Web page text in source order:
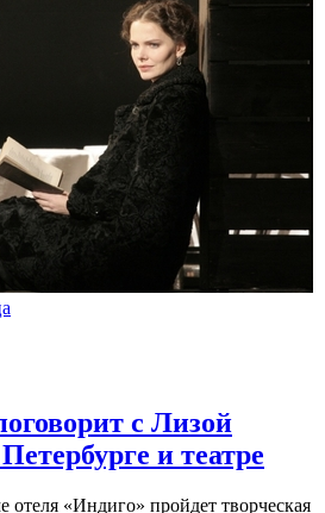
с Лизой
и театре
отеля «Индиго» пройдет творческая